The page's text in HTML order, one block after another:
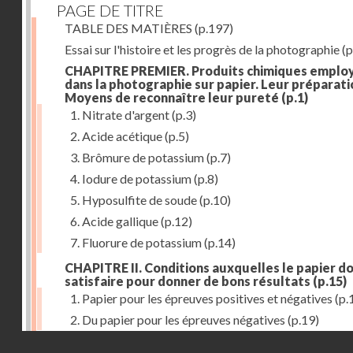
PAGE DE TITRE
TABLE DES MATIÈRES (p.197)
Essai sur l'histoire et les progrès de la photographie
CHAPITRE PREMIER. Produits chimiques
dans la photographie sur papier. Leur
Moyens de reconnaître leur pureté (p.1)
1. Nitrate d'argent(p.3)
2. Acide acétique(p.5)
3. Brômure de potassium(p.7)
4. Iodure de potassium(p.8)
5. Hyposulfite de soude(p.10)
6. Acide gallique(p.12)
7. Fluorure de potassium(p.14)
CHAPITRE II. Conditions auxquelles le papier
satisfaire pour donner de bons résultats (p.15)
1. Papier pour les épreuves positives et négatives
2. Du papier pour les épreuves négatives (p.19)